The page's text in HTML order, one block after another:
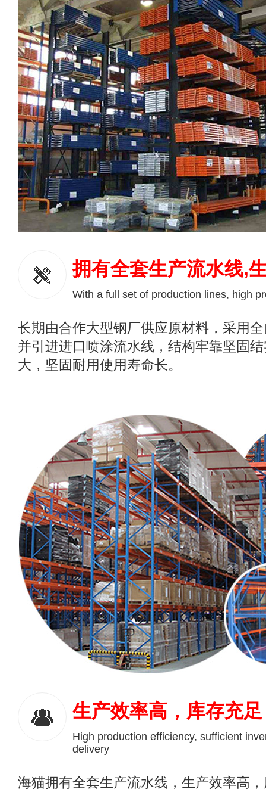
拥有全套生产流水线,
With a full set of production lines, high
长期由合作大型钢厂供应原材料，采用
并引进进口喷涂流水线，结构牢靠坚固
大，坚固耐用使用寿命长。
生产效率高，库存充
High production efficiency, sufficient
delivery
海猫拥有全套生产流水线，生产效率高